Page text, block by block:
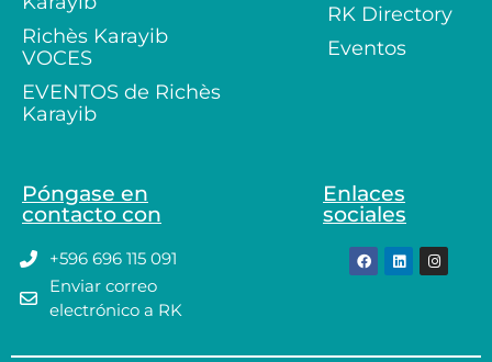
Richès Karayib
VOCES
EVENTOS de Richès
Karayib
RK Directory
Eventos
Póngase en
contacto con
+596 696 115 091
Enviar correo
electrónico a RK
Enlaces
sociales